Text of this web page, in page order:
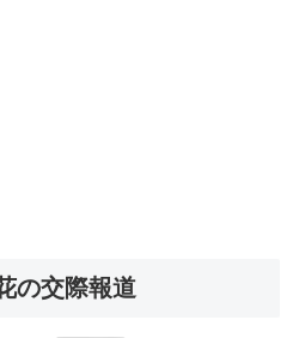
の交際報道